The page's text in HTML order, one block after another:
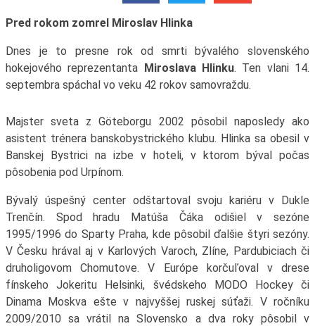
Pred rokom zomrel Miroslav Hlinka
Dnes je to presne rok od smrti bývalého slovenského
hokejového reprezentanta
Miroslava Hlinku. Ten vlani 14.
septembra spáchal vo veku 42 rokov samovraždu.
Majster sveta z Göteborgu 2002 pôsobil naposledy ako
asistent trénera banskobystrického klubu. Hlinka sa obesil v
Banskej Bystrici na izbe v hoteli, v ktorom býval počas
pôsobenia pod Urpínom.
Bývalý úspešný center odštartoval svoju kariéru v Dukle
Trenčín. Spod hradu Matúša Čáka odišiel v sezóne
1995/1996 do Sparty Praha, kde pôsobil ďalšie štyri sezóny.
V Česku hrával aj v Karlových Varoch, Zlíne, Pardubiciach či
druholigovom Chomutove. V Európe korčuľoval v drese
fínskeho Jokeritu Helsinki, švédskeho MODO Hockey či
Dinama Moskva ešte v najvyššej ruskej súťaži. V ročníku
2009/2010 sa vrátil na Slovensko a dva roky pôsobil v